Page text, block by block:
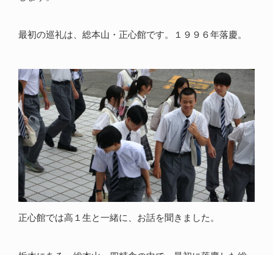
最初の巡礼は、総本山・正心館です。１９９６年落慶。
正心館では高１生と一緒に、お話を聞きました。